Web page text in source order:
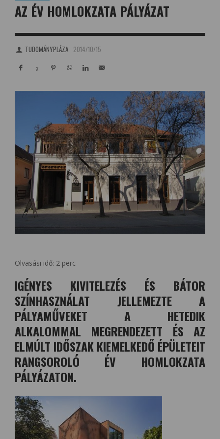
AZ ÉV HOMLOKZATA PÁLYÁZAT
TUDOMÁNYPLÁZA 2014/10/15
Olvasási idő: 2 perc
IGÉNYES KIVITELEZÉS ÉS BÁTOR
SZÍNHASZNÁLAT JELLEMEZTE A
PÁLYAMŰVEKET A HETEDIK
ALKALOMMAL MEGRENDEZETT ÉS AZ
ELMÚLT IDŐSZAK KIEMELKEDŐ ÉPÜLETEIT
RANGSOROLÓ ÉV HOMLOKZATA
PÁLYÁZATON.